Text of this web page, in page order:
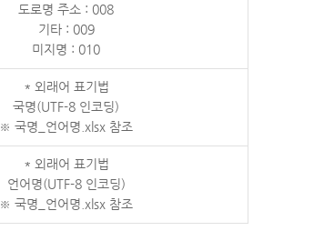
도로명 주소 : 008
기타 : 009
미지명 : 010
* 외래어 표기법
국명(UTF-8 인코딩)
※ 국명_언어명.xlsx 참조
* 외래어 표기법
언어명(UTF-8 인코딩)
※ 국명_언어명.xlsx 참조